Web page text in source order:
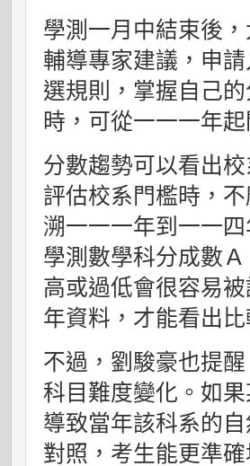
學測一月中結束後
輔導專家建議，申
選規則，掌握自己
時，可從一一一年
分數趨勢可以看出
評估校系門檻時，
溯一一一年到一一
學測數學科分成數
高或過低會很容易
年資料，才能看出
不過，劉駿豪也提
科目難度變化。如
導致當年該科系的
對照，考生能更準